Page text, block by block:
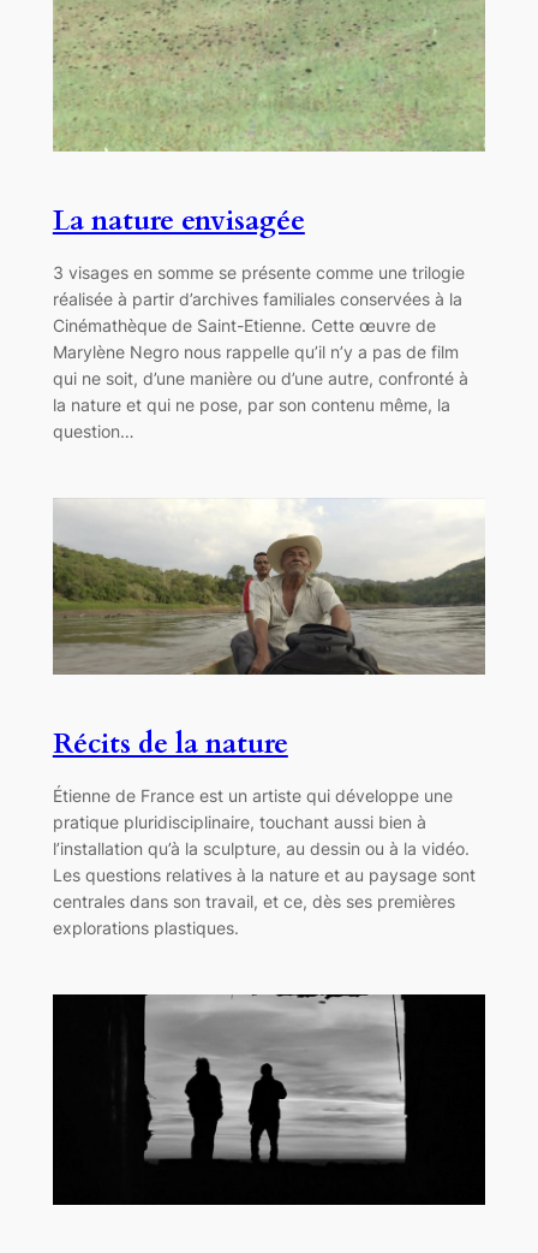
La nature envisagée
3 visages en somme se présente comme une trilogie
réalisée à partir d’archives familiales conservées à la
Cinémathèque de Saint-Etienne. Cette œuvre de
Marylène Negro nous rappelle qu’il n’y a pas de film
qui ne soit, d’une manière ou d’une autre, confronté à
la nature et qui ne pose, par son contenu même, la
question…
Récits de la nature
Étienne de France est un artiste qui développe une
pratique pluridisciplinaire, touchant aussi bien à
l’installation qu’à la sculpture, au dessin ou à la vidéo.
Les questions relatives à la nature et au paysage sont
centrales dans son travail, et ce, dès ses premières
explorations plastiques.